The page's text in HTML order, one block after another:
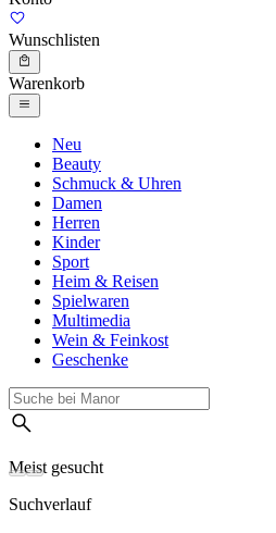
Wunschlisten
Warenkorb
Neu
Beauty
Schmuck & Uhren
Damen
Herren
Kinder
Sport
Heim & Reisen
Spielwaren
Multimedia
Wein & Feinkost
Geschenke
Meist gesucht
Suchverlauf